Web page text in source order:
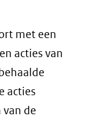
met een
acties van
acties
de